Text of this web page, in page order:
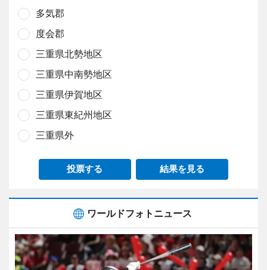
多気郡
度会郡
三重県北勢地区
三重県中南勢地区
三重県伊賀地区
三重県東紀州地区
三重県外
投票する 結果を見る
ワールドフォトニュース